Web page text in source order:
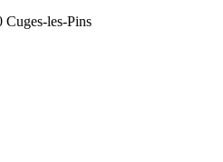
Cuges-les-Pins